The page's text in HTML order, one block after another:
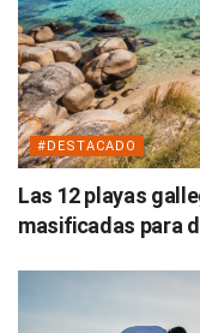
#DESTACADO
Las 12 playas
masificadas para